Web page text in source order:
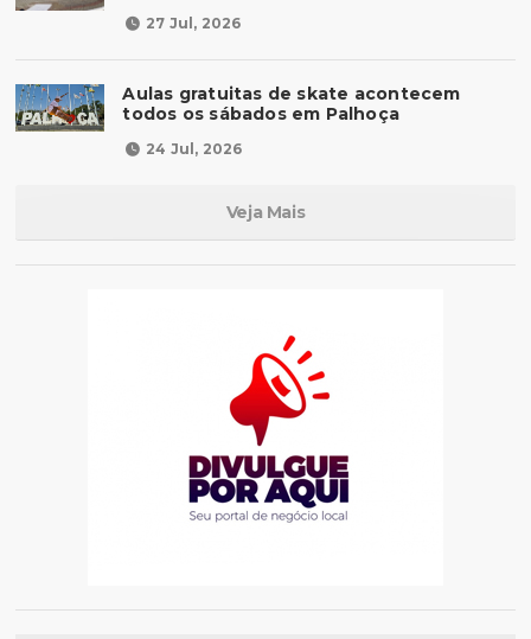
27 Jul, 2026
Aulas gratuitas de skate acontecem
todos os sábados em Palhoça
24 Jul, 2026
Veja Mais